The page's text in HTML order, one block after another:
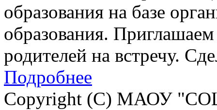
образования на базе
образования.
родителей на встречу.
Подробнее
Copyright (C) МАОУ